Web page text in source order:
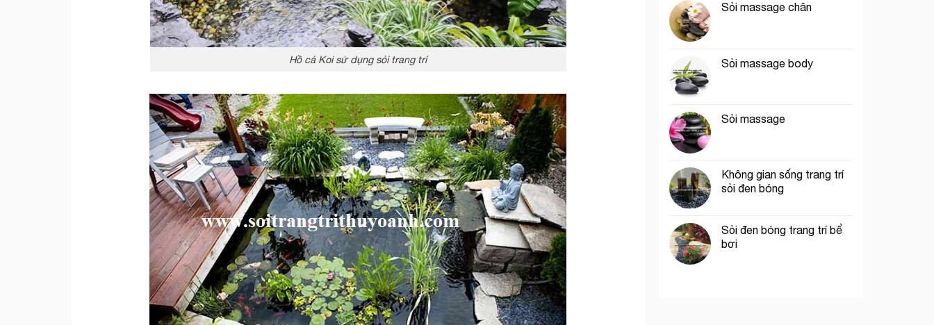
Hồ cá Koi sử dụng sỏi trang trí
Sỏi massage chân
Sỏi massage body
Sỏi massage
Không gian sống trang trí
sỏi đen bóng
Sỏi đen bóng trang trí bể
bơi